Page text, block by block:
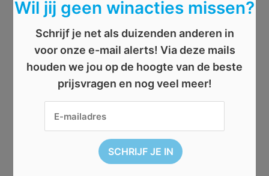
Wil jij geen winacties missen?
Schrijf je net als duizenden anderen in
voor onze e-mail alerts! Via deze mails
houden we jou op de hoogte van de beste
prijsvragen en nog veel meer!